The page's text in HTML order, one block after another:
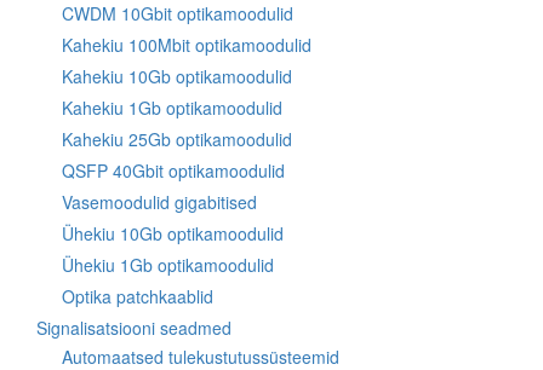
CWDM 10Gbit optikamoodulid
Kahekiu 100Mbit optikamoodulid
Kahekiu 10Gb optikamoodulid
Kahekiu 1Gb optikamoodulid
Kahekiu 25Gb optikamoodulid
QSFP 40Gbit optikamoodulid
Vasemoodulid gigabitised
Ühekiu 10Gb optikamoodulid
Ühekiu 1Gb optikamoodulid
Optika patchkaablid
Signalisatsiooni seadmed
Automaatsed tulekustutussüsteemid